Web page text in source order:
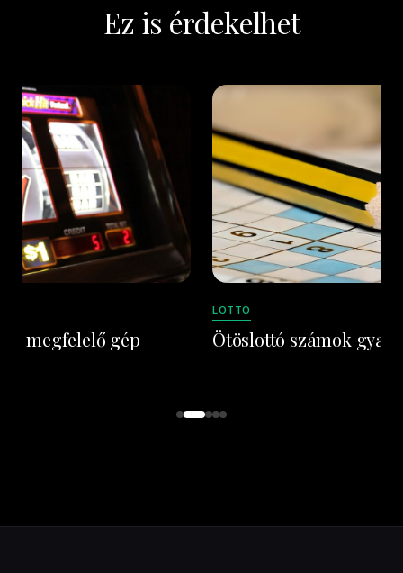
Ez is érdekelhet
a megfelelő gép
LOTTÓ
Ötöslottó számok